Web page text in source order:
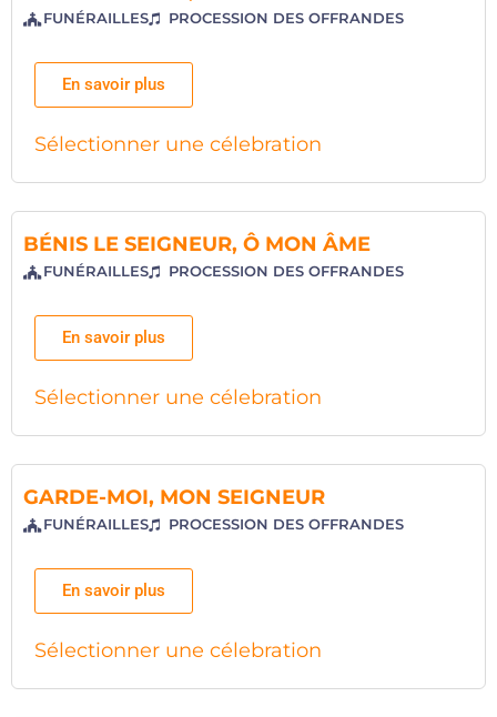
FUNÉRAILLES PROCESSION DES OFFRANDES
En savoir plus
Sélectionner une célebration
BÉNIS LE SEIGNEUR, Ô MON ÂME
FUNÉRAILLES PROCESSION DES OFFRANDES
En savoir plus
Sélectionner une célebration
GARDE-MOI, MON SEIGNEUR
FUNÉRAILLES PROCESSION DES OFFRANDES
En savoir plus
Sélectionner une célebration